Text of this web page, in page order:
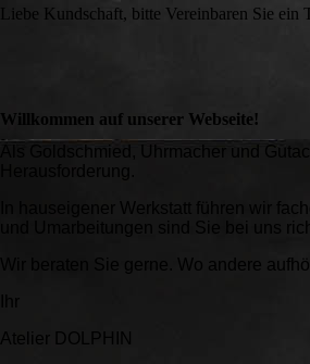
Liebe Kundschaft, bitte Vereinbaren Sie
Willkommen auf unserer Webseite!
Als Goldschmied, Uhrmacher und
In hauseigener Werkstatt führen wir
und Umarbeitungen sind Sie bei uns
Wir beraten Sie gerne. Wo andere
Atelier DOLPHIN